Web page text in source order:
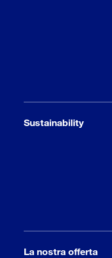
Sustainability
La nostra offerta